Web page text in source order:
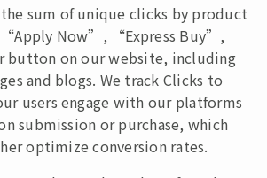
sum of unique clicks by product
Now”, “Express Buy”,
button on our website, including
and blogs. We track Clicks to
users engage with our platforms
submission or purchase, which
optimize conversion rates.